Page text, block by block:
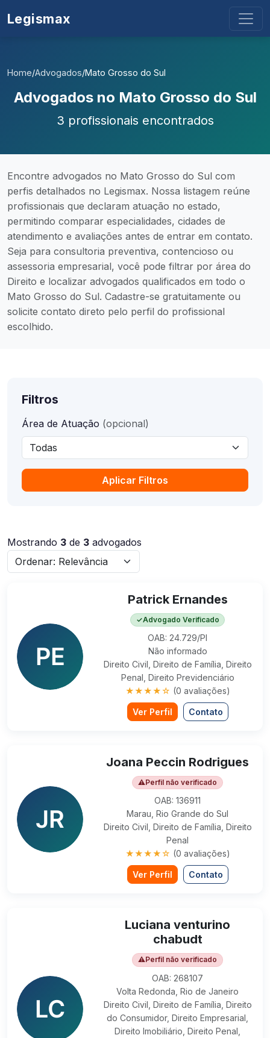
Legismax
Home/Advogados/Mato Grosso do Sul
Advogados no Mato Grosso do Sul
3 profissionais encontrados
Encontre advogados no Mato Grosso do Sul com
perfis detalhados no Legismax. Nossa listagem reúne
profissionais que declaram atuação no estado,
permitindo comparar especialidades, cidades de
atendimento e avaliações antes de entrar em contato.
Seja para consultoria preventiva, contencioso ou
assessoria empresarial, você pode filtrar por área do
Direito e localizar advogados qualificados em todo o
Mato Grosso do Sul. Cadastre-se gratuitamente ou
solicite contato direto pelo perfil do profissional
escolhido.
Filtros
Área de Atuação (opcional)
Aplicar Filtros
Mostrando 3 de 3 advogados
Patrick Ernandes
✓Advogado Verificado
OAB: 24.729/PI
Não informado
Direito Civil, Direito de Família, Direito
Penal, Direito Previdenciário
★★★★☆ (0 avaliações)
Ver Perfil Contato
Joana Peccin Rodrigues
⚠Perfil não verificado
OAB: 136911
Marau, Rio Grande do Sul
Direito Civil, Direito de Família, Direito
Penal
★★★★☆ (0 avaliações)
Ver Perfil Contato
Luciana venturino
chabudt
⚠Perfil não verificado
OAB: 268107
Volta Redonda, Rio de Janeiro
Direito Civil, Direito de Família, Direito
do Consumidor, Direito Empresarial,
Direito Imobiliário, Direito Penal,